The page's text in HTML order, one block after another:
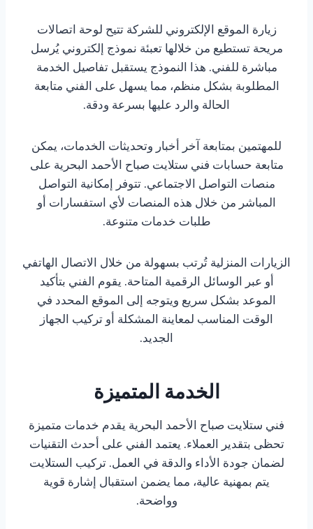
زيارة الموقع الإلكتروني للشركة تتيح لوحة اتصالات
مريحة تستطيع من خلالها تعبئة نموذج إلكتروني يُرسل
مباشرة للفني. هذا النموذج يستقبل تفاصيل الخدمة
المطلوبة بشكل منظم، مما يسهل على الفني متابعة
الحالة والرد عليها بسرعة ودقة.
للمهتمين بمتابعة آخر أخبار وتحديثات الخدمات، يمكن
متابعة حسابات فني ستلايت صباح الأحمد البحرية على
منصات التواصل الاجتماعي. تتوفر إمكانية التواصل
المباشر من خلال هذه المنصات لأي استفسارات أو
طلبات خدمات متنوعة.
الزيارات المنزلية تُرتب بسهولة من خلال الاتصال الهاتفي
أو عبر الوسائل الرقمية المتاحة. يقوم الفني بتأكيد
الموعد بشكل سريع ويتوجه إلى الموقع المحدد في
الوقت المناسب لمعاينة المشكلة أو تركيب الجهاز
الجديد.
الخدمة المتميزة
فني ستلايت صباح الأحمد البحرية يقدم خدمات متميزة
تحظى بتقدير العملاء. يعتمد الفني على أحدث التقنيات
لضمان جودة الأداء والدقة في العمل. تركيب الستلايت
يتم بمهنية عالية، مما يضمن استقبال إشارة قوية
وواضحة.